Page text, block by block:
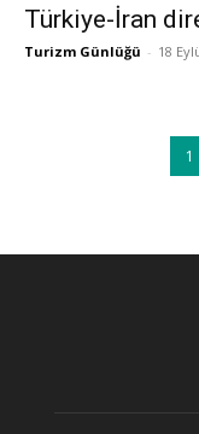
Türkiye-İran
Turizm Günlüğü - 18
1